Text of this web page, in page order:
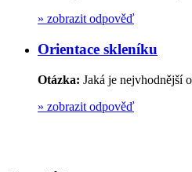
» zobrazit odpověď
Orientace skleníku
Otázka: Jaká je nejvhodnější
» zobrazit odpověď